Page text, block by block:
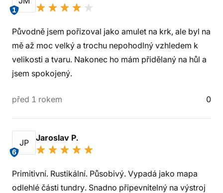
1
Původně jsem pořizoval jako amulet na krk, ale byl na
mě až moc velký a trochu nepohodlný vzhledem k
velikosti a tvaru. Nakonec ho mám přidělaný na hůl a
jsem spokojený.
před 1 rokem 0
JP
6
Jaroslav P.
Primitivní. Rustikální. Působivý. Vypadá jako mapa
odlehlé části tundry. Snadno připevnitelný na výstroj